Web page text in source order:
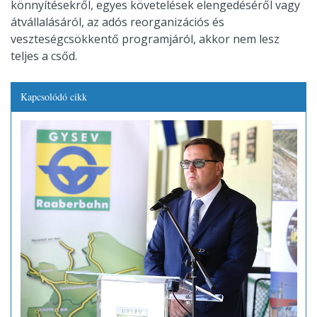
könnyítésekről, egyes követelések elengedéséről vagy
átvállalásáról, az adós reorganizációs és
veszteségcsökkentő programjáról, akkor nem lesz
teljes a csőd.
Kapcsolódó cikk